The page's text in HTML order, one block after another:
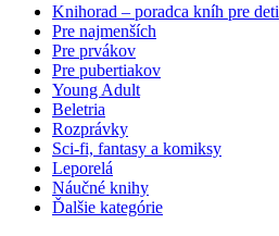
Knihorad – poradca kníh pre deti
Pre najmenších
Pre prvákov
Pre pubertiakov
Young Adult
Beletria
Rozprávky
Sci-fi, fantasy a komiksy
Leporelá
Náučné knihy
Ďalšie kategórie